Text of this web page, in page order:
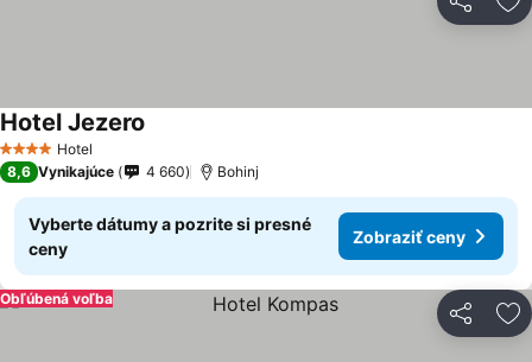
Zdieľať
4 Počet hviezdičiek
Hotel
Hotel Jezero
8,6 Vynikajúce 4 660 Bohinj
Vyberte dátumy a pozrite si presné
ceny
Zobraziť ceny
Zdieľať
Obľúbená voľba